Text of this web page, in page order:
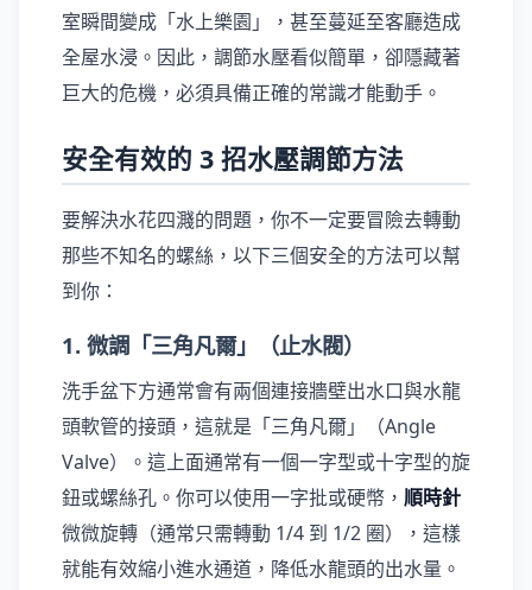
室瞬間變成「水上樂園」，甚至蔓延至客廳造成
全屋水浸。因此，調節水壓看似簡單，卻隱藏著
巨大的危機，必須具備正確的常識才能動手。
安全有效的 3 招水壓調節方法
要解決水花四濺的問題，你不一定要冒險去轉動
那些不知名的螺絲，以下三個安全的方法可以幫
到你：
1. 微調「三角凡爾」（止水閥）
洗手盆下方通常會有兩個連接牆壁出水口與水龍
頭軟管的接頭，這就是「三角凡爾」（Angle
Valve）。這上面通常有一個一字型或十字型的旋
鈕或螺絲孔。你可以使用一字批或硬幣， 順時針
微微旋轉（通常只需轉動 1/4 到 1/2 圈），這樣
就能有效縮小進水通道，降低水龍頭的出水量。